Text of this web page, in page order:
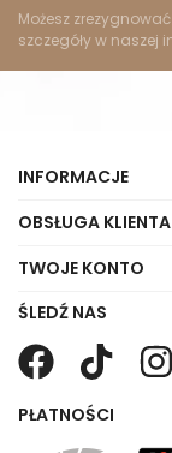
Możesz
szczegóły w naszej
INFORMACJE
OBSŁUGA KLIENTA
TWOJE KONTO
ŚLEDŹ NAS
PŁATNOŚCI